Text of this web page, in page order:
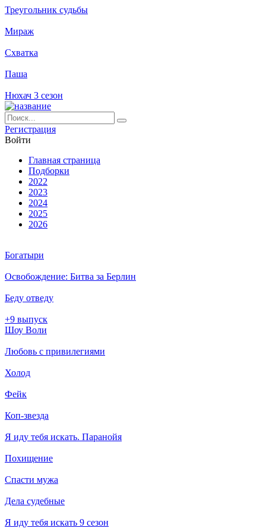
Треугольник судьбы
Мираж
Схватка
Паша
Нюхач 3 сезон
Ре­ги­ст­ра­ция
Вой­ти
Глав­ная стра­ни­ца
Подборки
2022
2023
2024
2025
2026
Богатыри
Освобождение: Битва за Берлин
Беду отведу
+9 выпуск
Шоу Воли
Любовь с привилегиями
Холод
Фейк
Коп-звезда
Я иду тебя искать. Паранойя
Похищение
Спасти мужа
Дела судебные
Я иду тебя искать 9 сезон